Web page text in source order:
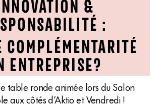
INNOVATION &
:
COMPLÉMENTARITÉ
ENTREPRISE?
table ronde animée lors du Salon
aux côtés d’Aktio et Vendredi !